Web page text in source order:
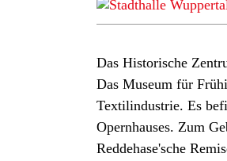
Das Historische
Das Museum für
Textilindustrie. Es
Opernhauses. Zum
Reddehase'sche